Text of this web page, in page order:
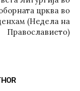
црква во
(Недела на
Православието)